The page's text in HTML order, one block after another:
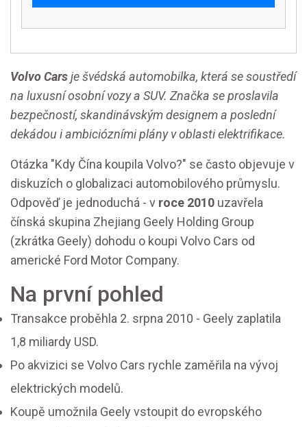
Volvo Carsje švédská automobilka, která se soustředí
na luxusní osobní vozy a SUV. Značka se proslavila
bezpečností, skandinávským designem a poslední
dekádou i ambiciózními plány v oblasti elektrifikace.
Otázka "Kdy Čína koupila Volvo?" se často objevuje v
diskuzích o globalizaci automobilového průmyslu.
Odpověď je jednoduchá - v roce 2010 uzavřela
čínská skupina Zhejiang Geely Holding Group
(zkrátka Geely) dohodu o koupi Volvo Cars od
americké Ford Motor Company.
Na první pohled
Transakce proběhla 2. srpna 2010 - Geely zaplatila
1,8 miliardy USD.
Po akvizici se Volvo Cars rychle zaměřila na vývoj
elektrických modelů.
Koupě umožnila Geely vstoupit do evropského